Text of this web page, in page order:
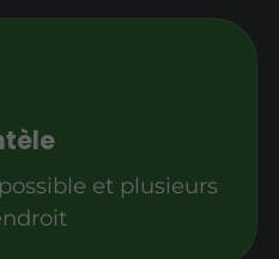
et plusieurs